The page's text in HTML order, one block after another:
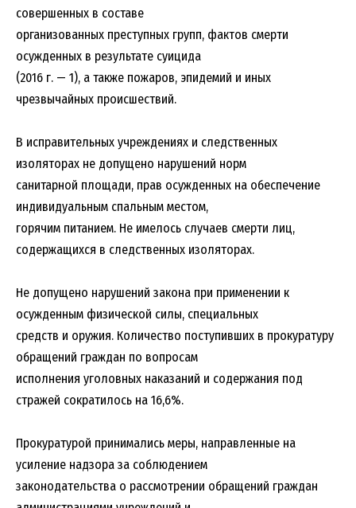
совершенных в составе
организованных преступных групп, фактов смерти
осужденных в результате суицида
(2016 г. — 1), а также пожаров, эпидемий и иных
чрезвычайных происшествий.
В исправительных учреждениях и следственных
изоляторах не допущено нарушений норм
санитарной площади, прав осужденных на обеспечение
индивидуальным спальным местом,
горячим питанием. Не имелось случаев смерти лиц,
содержащихся в следственных изоляторах.
Не допущено нарушений закона при применении к
осужденным физической силы, специальных
средств и оружия. Количество поступивших в прокуратуру
обращений граждан по вопросам
исполнения уголовных наказаний и содержания под
стражей сократилось на 16,6%.
Прокуратурой принимались меры, направленные на
усиление надзора за соблюдением
законодательства о рассмотрении обращений граждан